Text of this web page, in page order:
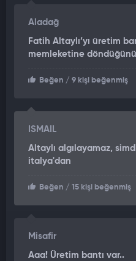
Aladağ
Fatih Altaylı’yı üretim
memleketine
Beğen / 9 kişi beğenmiş
ISMAIL
Altaylı algılayamaz,
italya'dan
Beğen / 15 kişi beğenmiş
Misafir
Aaa! Üretim bantı var..